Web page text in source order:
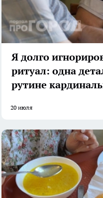
Я долго
ритуал: одна
рутине
20 июля